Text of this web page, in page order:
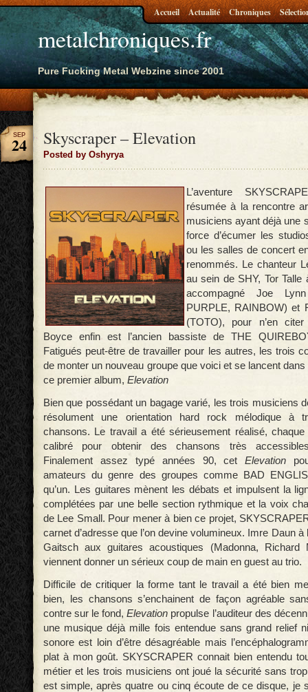
metalchroniques.fr
Pure Fucking Metal Webzine since 2001
Accueil Actualité Chroniques
Skyscraper – Elevation
Posted by Oshyrya
SEP
24
L’aventure
résumée à la rencontre
musiciens ayant déjà une
force d’écumer les
ou les salles de concert
renommés. Le chanteur
au sein de SHY, Tor Talle
accompagné Joe
PURPLE, RAINBOW) et
(TOTO), pour n’en
Boyce enfin est l’ancien bassiste de THE
Fatigués peut-être de travailler pour les autres, les trois
de monter un nouveau groupe que voici et se lancent
ce premier album, Elevation
Bien que possédant un bagage varié, les trois musiciens
résolument une orientation hard rock mélodique à
chansons. Le travail a été sérieusement réalisé,
calibré pour obtenir des chansons très
Finalement assez typé années 90, cetElevation
amateurs du genre des groupes comme BAD
qu’un. Les guitares mènent les débats et impulsent la
complétées par une belle section rythmique et la voix
de Lee Small. Pour mener à bien ce projet,
carnet d’adresse que l’on devine volumineux. Imre Daun
Gaitsch aux guitares acoustiques (Madonna, Richard
viennent donner un sérieux coup de main en guest au trio.
Difficile de critiquer la forme tant le travail a été bien
bien, les chansons s’enchainent de façon agréable
contre sur le fond,Elevation propulse l’auditeur des
une musique déjà mille fois entendue sans grand relief
sonore est loin d’être désagréable mais
plat à mon goût. SKYSCRAPER connait bien entendu
métier et les trois musiciens ont joué la sécurité sans
est simple, après quatre ou cinq écoute de ce disque, je